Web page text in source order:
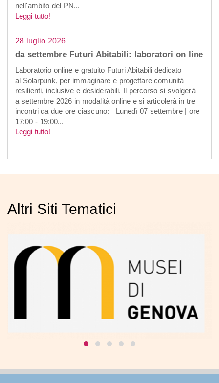
nell'ambito del PN...
Leggi tutto!
28 luglio 2026
da settembre Futuri Abitabili: laboratori on line
Laboratorio online e gratuito Futuri Abitabili dedicato
al Solarpunk, per immaginare e progettare comunità
resilienti, inclusive e desiderabili. Il percorso si svolgerà
a settembre 2026 in modalità online e si articolerà in tre
incontri da due ore ciascuno: Lunedì 07 settembre | ore
17:00 - 19:00...
Leggi tutto!
Altri Siti Tematici